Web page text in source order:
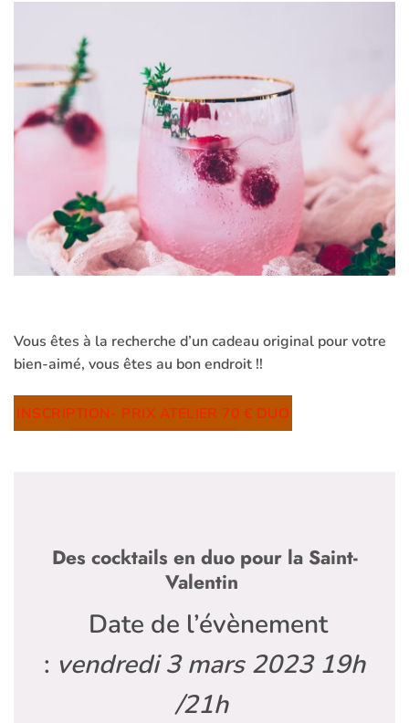
Vous êtes à la recherche d’un cadeau original pour votre
bien-aimé, vous êtes au bon endroit !!
INSCRIPTION- PRIX ATELIER 70 € DUO
Des cocktails en duo pour la Saint-
Valentin
Date de l’évènement
: vendredi 3 mars 2023 19h
/21h